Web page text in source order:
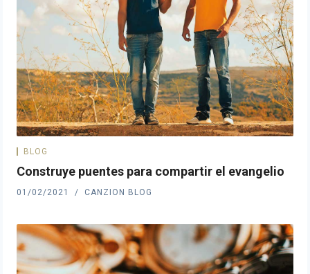
BLOG
Construye puentes para compartir el evangelio
01/02/2021 CANZION BLOG